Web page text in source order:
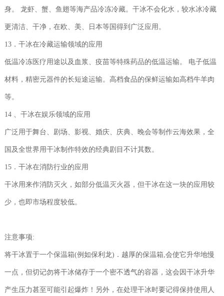
身。 龙虾、蟹、鱼翅等海产品冷冻冷藏。干冰不会化水，较水冰冷藏
更清洁、干净，在欧、美、日本等国得到广泛应用。
13．干冰在冷藏运输领域的应用
低温冷冻医疗用途以及血浆、疫苗等特殊药品的低温运输。 电子低温
材料，精密元器件的长短途运输。高档食品的保鲜运输如高档牛羊肉
等。
14 、干冰在娱乐领域的应用
广泛用于舞台、剧场、影视、婚庆、庆典、晚会等制作云海效果，全
国及全世界用干冰制作特效的经典剧目不计其数。
15．干冰在消防行业的应用
干冰用来作消防灭火，如部分低温灭火器，但干冰在这一块的应用较
少，也即市场程度较低。
注意事项:
将干冰置于一个保温箱(例如保利龙)．越厚的保温箱,会使它升华地慢
一点，但切记勿将干冰储存于一个密不透气的容器，这会因干冰升华
产生压力甚至可能引起爆炸！另外，在处理干冰时要记得保持使用人